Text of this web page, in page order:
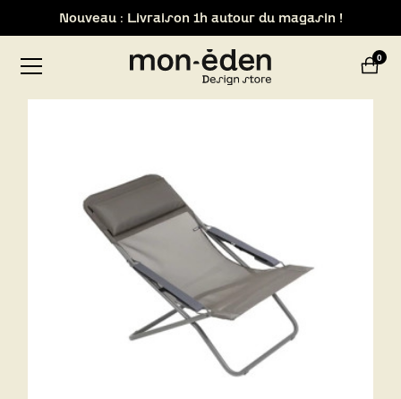
Nouveau : Livraison 1h autour du magasin !
Retrait de votre commande dans notre design store de
Lyon-Brignais
0